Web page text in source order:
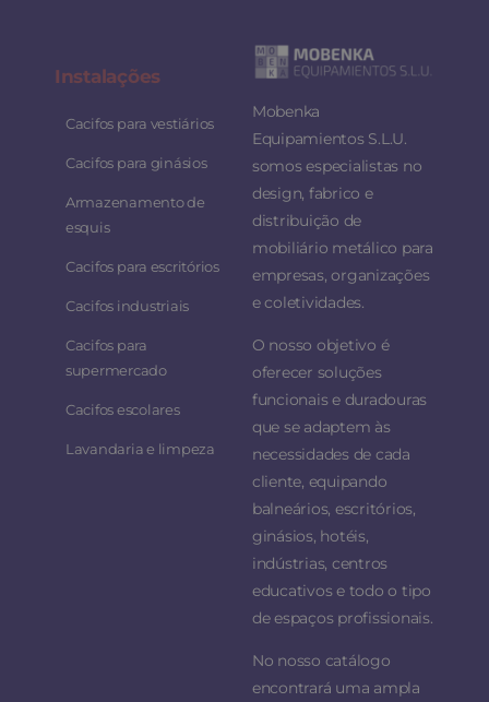
Instalações
Cacifos para vestiários
Cacifos para ginásios
Armazenamento de
esquis
Cacifos para escritórios
Cacifos industriais
Cacifos para
supermercado
Cacifos escolares
Lavandaria e limpeza
Mobenka
Equipamientos S.L.U.
somos especialistas no
design, fabrico e
distribuição de
mobiliário metálico para
empresas, organizações
e coletividades.
O nosso objetivo é
oferecer soluções
funcionais e duradouras
que se adaptem às
necessidades de cada
cliente, equipando
balneários, escritórios,
ginásios, hotéis,
indústrias, centros
educativos e todo o tipo
de espaços profissionais.
No nosso catálogo
encontrará uma ampla